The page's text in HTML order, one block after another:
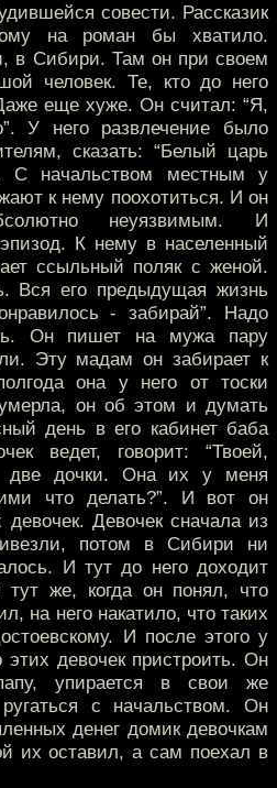
совести. Рассказик
на роман бы хватило.
в Сибири. Там он при своем
человек. Те, кто до него
еще хуже. Он считал: “Я,
У него развлечение было
сказать: “Белый царь
С начальством местным у
к нему поохотиться. И он
неуязвимым. И
К нему в населенный
ссыльный поляк с женой.
Вся его предыдущая жизнь
- забирай”. Надо
Он пишет на мужа пару
Эту мадам он забирает к
она у него от тоски
он об этом и думать
день в его кабинет баба
ведет, говорит: “Твоей,
две дочки. Она их у меня
что делать?”. И вот он
Девочек сначала из
потом в Сибири ни
И тут до него доходит
же, когда он понял, что
на него накатило, что таких
И после этого у
этих девочек пристроить. Он
упирается в свои же
с начальством. Он
денег домик девочкам
их оставил, а сам поехал в